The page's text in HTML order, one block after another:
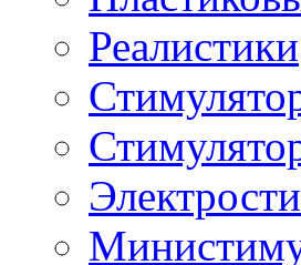
Реалистики